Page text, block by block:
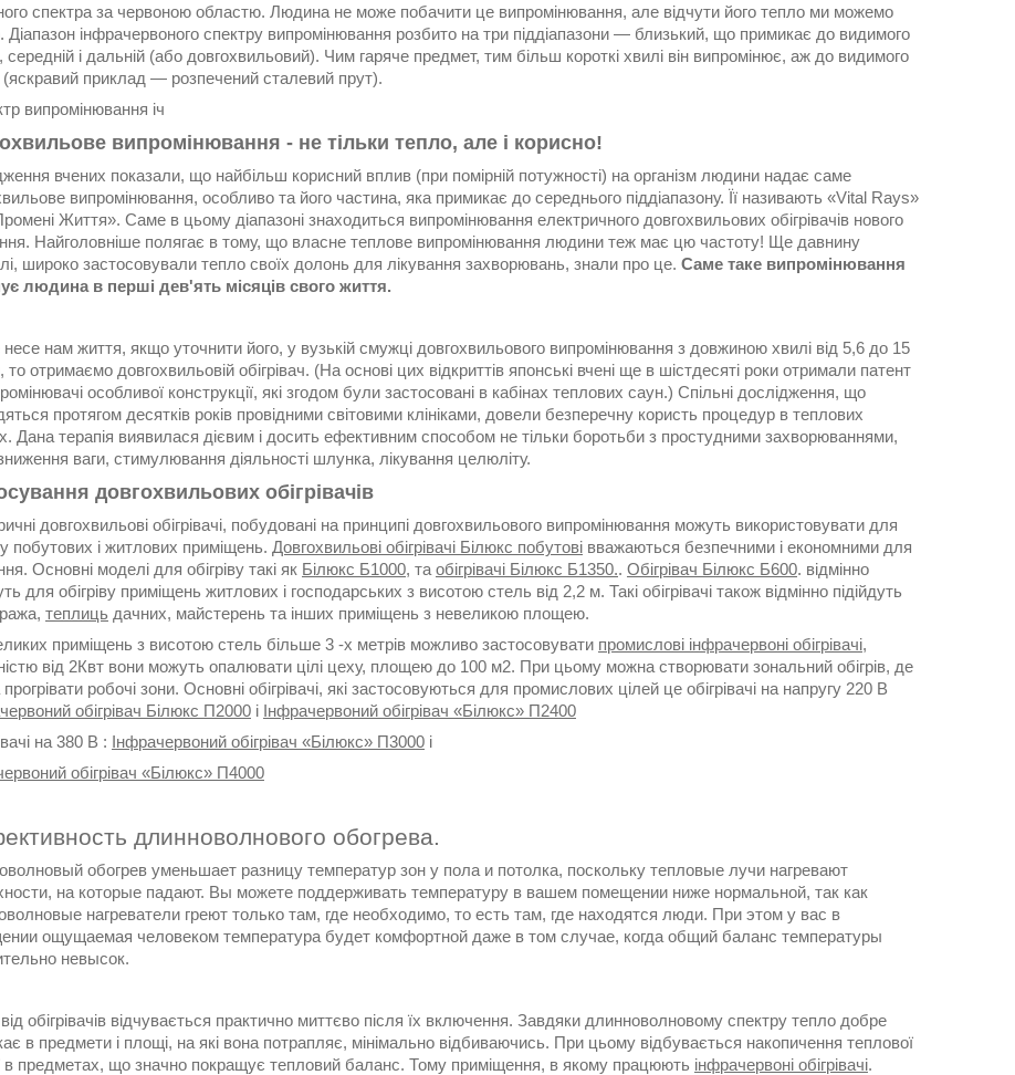
спектра за червоною областю. Людина не може побачити це випромінювання, але відчути його тепло ми можемо
Діапазон інфрачервоного спектру випромінювання розбито на три піддіапазони — близький, що примикає до видимого
середній і дальній (або довгохвильовий). Чим гаряче предмет, тим більш короткі хвилі він випромінює, аж до видимого
(яскравий приклад — розпечений сталевий прут).
випромінювання - не тільки тепло, але і корисно!
вчених показали, що найбільш корисний вплив (при помірній потужності) на організм людини надає саме
випромінювання, особливо та його частина, яка примикає до середнього піддіапазону. Її називають «Vital Rays»
Життя». Саме в цьому діапазоні знаходиться випромінювання електричного довгохвильових обігрівачів нового
Найголовніше полягає в тому, що власне теплове випромінювання людини теж має цю частоту! Ще давнину
широко застосовували тепло своїх долонь для лікування захворювань, знали про це. Саме таке випромінювання
людина в перші дев'ять місяців свого життя.
нам життя, якщо уточнити його, у вузькій смужці довгохвильового випромінювання з довжиною хвилі від 5,6 до 15
то отримаємо довгохвильовій обігрівач. (На основі цих відкриттів японські вчені ще в шістдесяті роки отримали патент
особливої конструкції, які згодом були застосовані в кабінах теплових саун.) Спільні дослідження, що
протягом десятків років провідними світовими клініками, довели безперечну користь процедур в теплових
Дана терапія виявилася дієвим і досить ефективним способом не тільки боротьби з простудними захворюваннями,
ваги, стимулювання діяльності шлунка, лікування целюліту.
довгохвильових обігрівачів
довгохвильові обігрівачі, побудовані на принципі довгохвильового випромінювання можуть використовувати для
побутових і житлових приміщень. Довгохвильові обігрівачі Білюкс побутові вважаються безпечними і економними для
Основні моделі для обігріву такі як Білюкс Б1000, та обігрівачі Білюкс Б1350.. Обігрівач Білюкс Б600. відмінно
для обігріву приміщень житлових і господарських з висотою стель від 2,2 м. Такі обігрівачі також відмінно підійдуть
теплиць дачних, майстерень та інших приміщень з невеликою площею.
приміщень з висотою стель більше 3 -х метрів можливо застосовувати промислові інфрачервоні обігрівачі,
від 2Квт вони можуть опалювати цілі цеху, площею до 100 м2. При цьому можна створювати зональний обігрів, де
робочі зони. Основні обігрівачі, які застосовуються для промислових цілей це обігрівачі на напругу 220 В
обігрівач Білюкс П2000 і Інфрачервоний обігрівач «Білюкс» П2400
на 380 В : Інфрачервоний обігрівач «Білюкс» П3000 і
обігрівач «Білюкс» П4000
длинноволнового обогрева.
обогрев уменьшает разницу температур зон у пола и потолка, поскольку тепловые лучи нагревают
на которые падают. Вы можете поддерживать температуру в вашем помещении ниже нормальной, так как
нагреватели греют только там, где необходимо, то есть там, где находятся люди. При этом у вас в
ощущаемая человеком температура будет комфортной даже в том случае, когда общий баланс температуры
невысок.
обігрівачів відчувається практично миттєво після їх включення. Завдяки длинноволновому спектру тепло добре
в предмети і площі, на які вона потрапляє, мінімально відбиваючись. При цьому відбувається накопичення теплової
в предметах, що значно покращує тепловий баланс. Тому приміщення, в якому працюють інфрачервоні обігрівачі.